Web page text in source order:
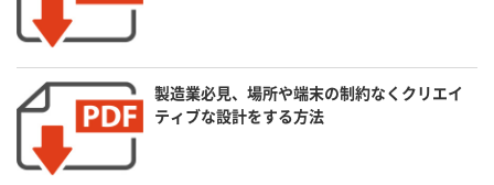
製造業必見、場所や端末の制約なくクリエイ
ティブな設計をする方法